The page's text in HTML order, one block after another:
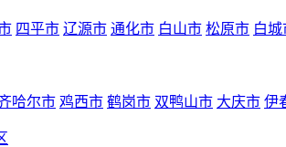
四平市 辽源市 通化市 白山市 松原市 白城
哈尔市 鸡西市 鹤岗市 双鸭山市 大庆市 伊